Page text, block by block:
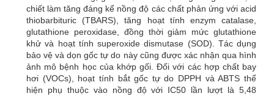
chiết làm tăng đáng kể nồng độ các chất phản ứng với acid
thiobarbituric (TBARS), tăng hoạt tính enzym catalase,
glutathione peroxidase, đồng thời giảm mức glutathione
khử và hoạt tính superoxide dismutase (SOD). Tác dụng
bảo vệ và dọn gốc tự do này cũng được xác nhận qua hình
ảnh mô bệnh học của khớp gối. Đối với các hợp chất bay
hơi (VOCs), hoạt tính bắt gốc tự do DPPH và ABTS thể
hiện phụ thuộc vào nồng độ với IC50 lần lượt là 5,48